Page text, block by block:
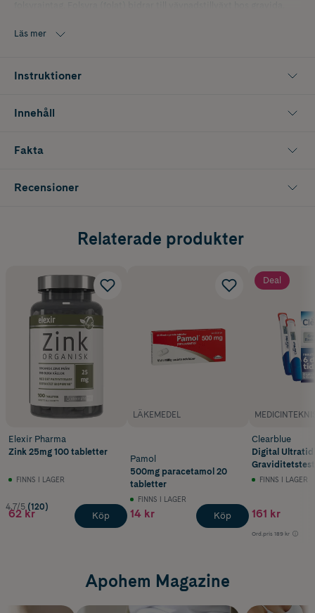
Läs mer
Instruktioner
Innehåll
Fakta
Recensioner
Relaterade produkter
Elexir Pharma
Zink 25mg 100 tabletter
FINNS I LAGER
4.7/5 (120)
62 kr Köp
LÄKEMEDEL
Pamol
500mg paracetamol 20
tabletter
FINNS I LAGER
14 kr Köp
Deal
Clearblue
Digital
FINNS I LAGER
161 kr
Ord.pris 189 kr
Apohem Magazine